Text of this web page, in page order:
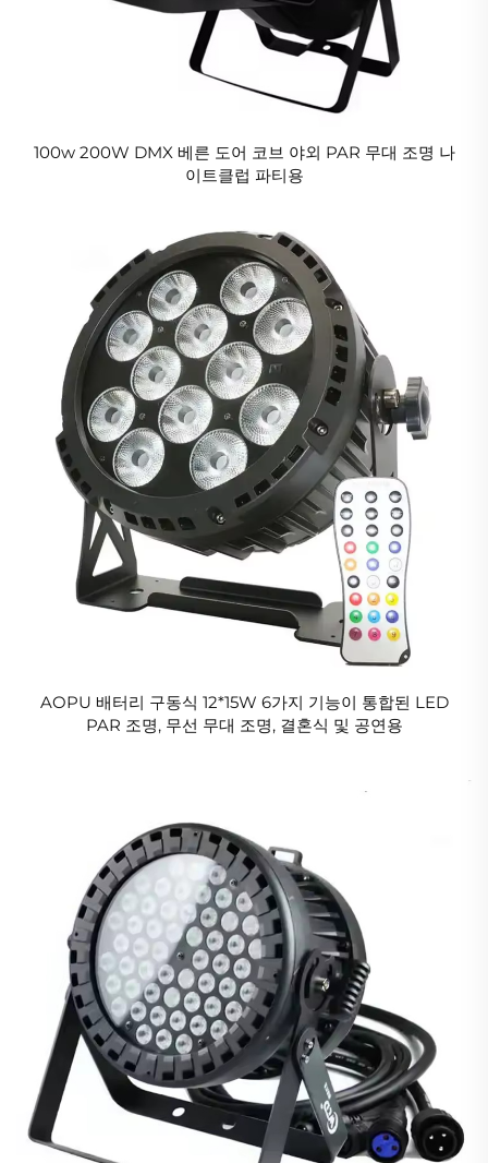
100w 200W DMX 베른 도어 코브 야외 PAR 무대 조명 나
이트클럽 파티용
AOPU 배터리 구동식 12*15W 6가지 기능이 통합된 LED
PAR 조명, 무선 무대 조명, 결혼식 및 공연용